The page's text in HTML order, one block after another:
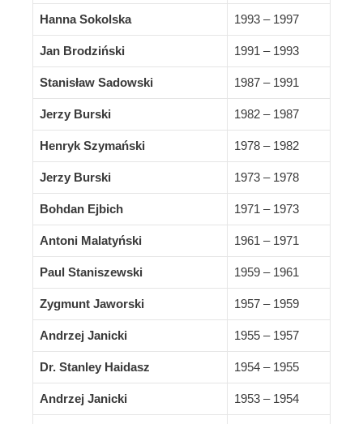
Hanna Sokolska 1993 – 1997
Jan Brodziński 1991 – 1993
Stanisław Sadowski 1987 – 1991
Jerzy Burski 1982 – 1987
Henryk Szymański 1978 – 1982
Jerzy Burski 1973 – 1978
Bohdan Ejbich 1971 – 1973
Antoni Malatyński 1961 – 1971
Paul Staniszewski 1959 – 1961
Zygmunt Jaworski 1957 – 1959
Andrzej Janicki 1955 – 1957
Dr. Stanley Haidasz 1954 – 1955
Andrzej Janicki 1953 – 1954